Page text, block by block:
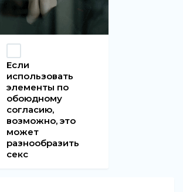
Если
использовать
элементы по
обоюдному
согласию,
возможно, это
может
разнообразить
секс